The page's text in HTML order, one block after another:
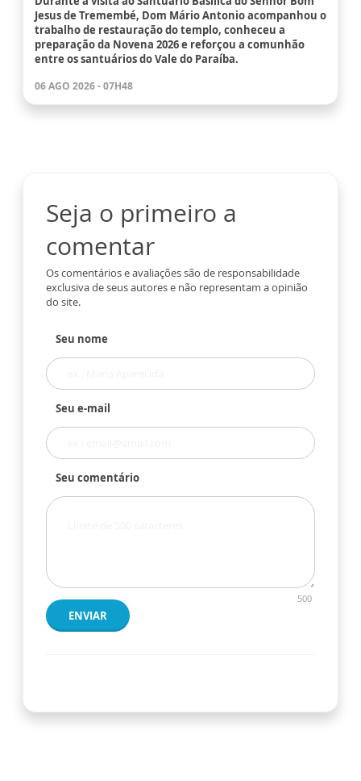
Jesus de Tremembé, Dom Mário Antonio acompanhou o
trabalho de restauração do templo, conheceu a
preparação da Novena 2026 e reforçou a comunhão
entre os santuários do Vale do Paraíba.
06 AGO 2026 - 07H48
Seja o primeiro a
comentar
Os comentários e avaliações são de responsabilidade
exclusiva de seus autores e não representam a opinião
do site.
Seu nome
Seu e-mail
Seu comentário
500
ENVIAR